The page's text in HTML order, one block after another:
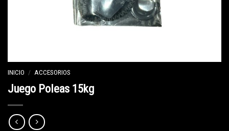
INICIO / ACCESORIOS
Juego Poleas 15kg